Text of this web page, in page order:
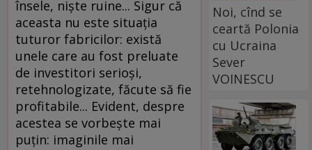
însele, nişte ruine... Sigur că
aceasta nu este situaţia
tuturor fabricilor: există
unele care au fost preluate
de investitori serioşi,
retehnologizate, făcute să fie
profitabile... Evident, despre
acestea se vorbeşte mai
puţin: imaginile mai
Noi, cînd se
ceartă Polonia
cu Ucraina
Sever
VOINESCU